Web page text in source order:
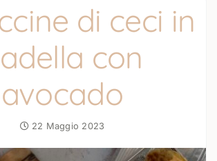
di ceci in
con
avocado
22 Maggio 2023